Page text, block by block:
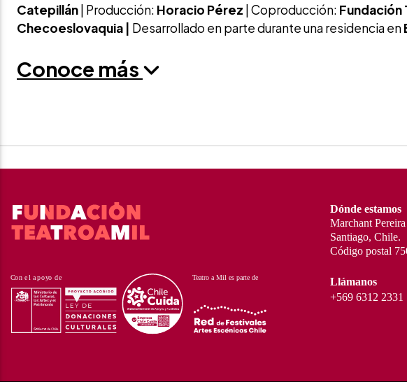
Catepillán | Producción: Horacio Pérez | Coproducción: Fundación
Checoeslovaquia |
Desarrollado en parte durante una residencia en
Conoce más
Dónde estamos
Marchant
Santiago, Chile.
Código postal
Llámanos
+569 6312 2331